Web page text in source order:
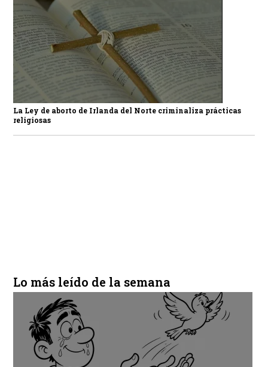
La Ley de aborto de Irlanda del Norte criminaliza prácticas
religiosas
Lo más leído de la semana